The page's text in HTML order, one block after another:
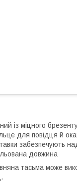
із міцного
для повідця й
забезпечують
довжина
тасьма може